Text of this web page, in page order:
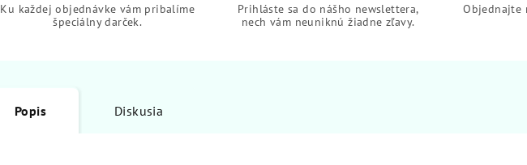
Ku každej objednávke vám pribalíme
špeciálny darček.
Prihláste sa do nášho newslettera,
nech vám neuniknú žiadne zľavy.
Objednajte
Popis Diskusia